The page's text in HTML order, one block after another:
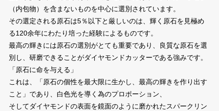
（内包物）を含まないものを中心に選別されています。
その選定される原石は5％以下と厳しいのは、輝く原石を見極め
る120余年にわたり培った経験によるものです。
最高の輝きには原石の選別がとても重要であり、良質な原石を選
別し、研磨できることがダイヤモンドカッターである強みです。
「原石に命を与える」
これは、「原石の個性を最大限に生かし、最高の輝きを作り出す
こと」であり、白色光を導く為のプロポーション、
そしてダイヤモンドの表面を鏡面のように磨かれたスパークリン